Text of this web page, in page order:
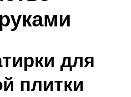
для
плитки